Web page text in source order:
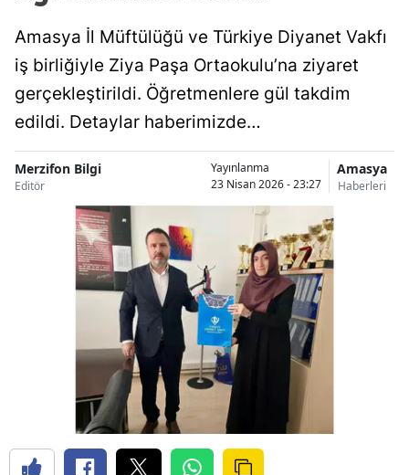
Amasya İl Müftülüğü ve Türkiye Diyanet Vakfı
iş birliğiyle Ziya Paşa Ortaokulu’na ziyaret
gerçekleştirildi. Öğretmenlere gül takdim
edildi. Detaylar haberimizde…
Merzifon Bilgi
Editör
Yayınlanma
23 Nisan 2026 - 23:27
Amasya
Haberleri